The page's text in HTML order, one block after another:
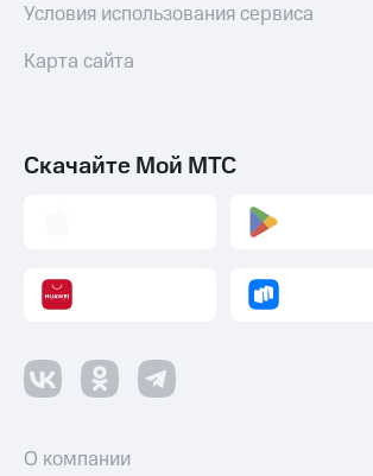
Условия использования сервиса
Карта сайта
Скачайте Мой МТС
О компании